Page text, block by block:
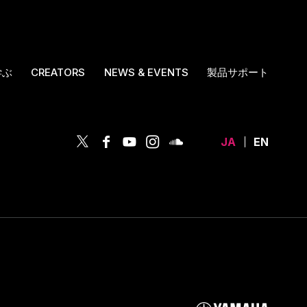
CREATORS NEWS & EVENTS 製品サポート
JA EN